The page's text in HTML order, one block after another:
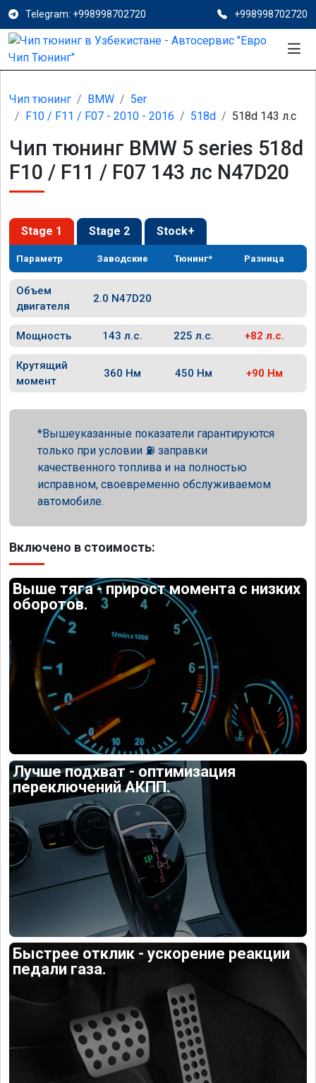
Telegram: +998998702720 +998998702720
Чип тюнинг BMW
5er
F10 / F11 / F07 - 2010 - 2016
518d 518d 143 л.с
Чип тюнинг BMW 5 series 518d
F10 / F11 / F07 143 лс N47D20
Stage 1 Stage 2 Stock+
Параметр Заводские Тюнинг* Разница
Объем
двигателя
2.0 N47D20
Мощность 143 л.с. 225 л.с. +82 л.с.
Крутящий
момент
360 Нм 450 Нм +90 Нм
Вышеуказанные показатели гарантируются
только при условии ⛽ заправки
качественного топлива и на полностью
исправном, своевременно обслуживаемом
автомобиле.
Включено в стоимость:
Выше тяга - прирост момента с низких
оборотов.
Лучше подхват - оптимизация
переключений АКПП.
Быстрее отклик - ускорение реакции
педали газа.